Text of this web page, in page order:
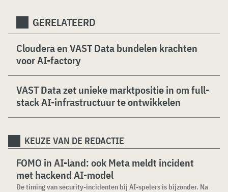
GERELATEERD
Cloudera en VAST Data bundelen krachten
voor AI-factory
VAST Data zet unieke marktpositie in om full-
stack AI-infrastructuur te ontwikkelen
KEUZE VAN DE REDACTIE
FOMO in AI-land: ook Meta meldt incident
met hackend AI-model
De timing van security-incidenten bij AI-spelers is bijzonder. Na